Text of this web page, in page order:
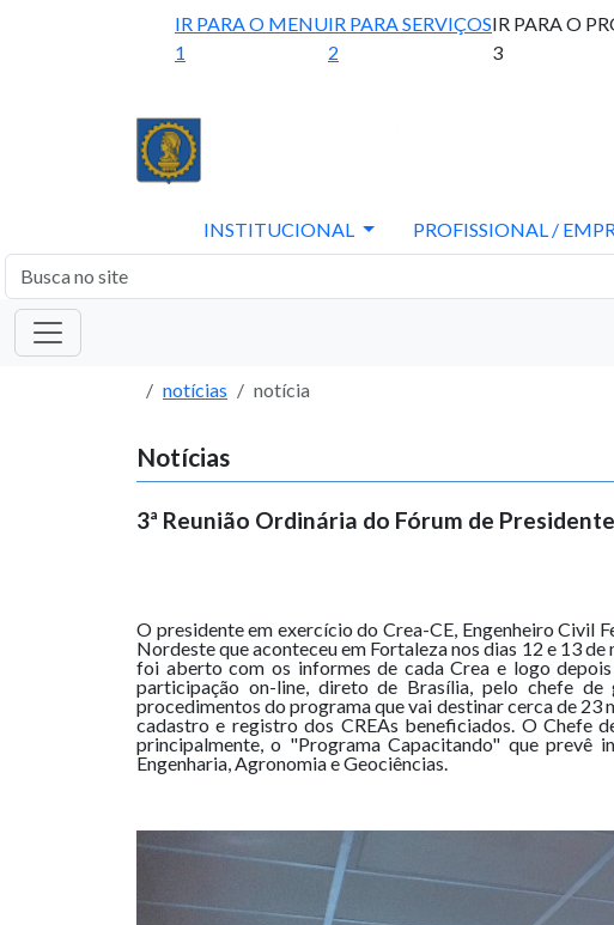
IR PARA O MENU
1
IR PARA SERVIÇOS
2
IR PARA O
3
INSTITUCIONAL PROFISSIONAL /
notícias notícia
Notícias
3ª Reunião Ordinária do Fórum de
O presidente em exercício do Crea-CE, Engenheiro Civil
Nordeste que aconteceu em Fortaleza nos dias 12 e 13
foi aberto com os informes de cada Crea e logo
participação on-line, direto de Brasília, pelo chefe
procedimentos do programa que vai destinar cerca de 23
cadastro e registro dos CREAs beneficiados. O Chefe
principalmente, o "Programa Capacitando" que prevê
Engenharia, Agronomia e Geociências.